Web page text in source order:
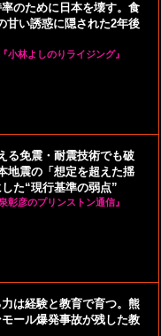
のために日本を壊す。食
甘い誘惑に隠された2年後
小林よしのりライジング』
る免震・耐震技術でも破
地震の「想定を超えた揺
た“現行基準の弱点”
彰彦のプリンストン通信』
は経験と教育で育つ。熊
ール爆発事故が残した教